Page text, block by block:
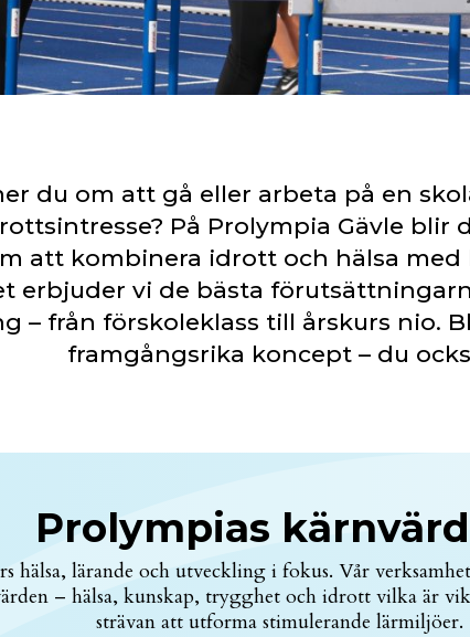
du om att gå eller arbeta på en
På Prolympia Gävle blir
att kombinera idrott och hälsa med
erbjuder vi de bästa
– från förskoleklass till årskurs nio.
framgångsrika koncept – du
Prolympias
hälsa, lärande och utveckling i fokus. Vår
– hälsa, kunskap, trygghet och idrott vilka är
strävan att utforma stimulerande lärmiljöer.